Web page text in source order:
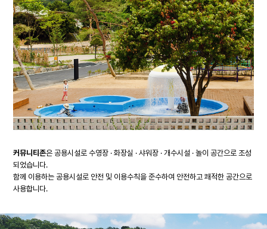
커뮤니티존은 공용시설로 수영장 · 화장실 · 샤워장 · 개수시설 · 놀이 공간으로 조성
되었습니다.
함께 이용하는 공용시설로 안전 및 이용수칙을 준수하여 안전하고 쾌적한 공간으로
사용합니다.